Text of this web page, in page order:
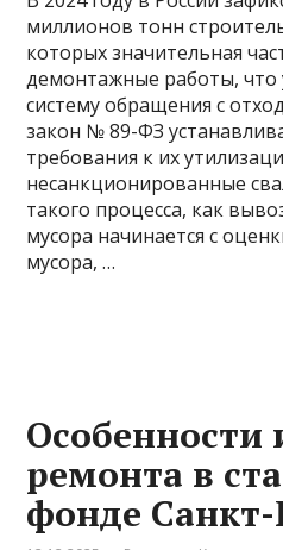
миллионов тонн
которых значительная
демонтажные работы, что
систему обращения с
закон № 89-ФЗ
требования к их
несанкционированные
такого процесса, как
мусора начинается с
мусора, …
Особенности
ремонта в
фонде Санкт-